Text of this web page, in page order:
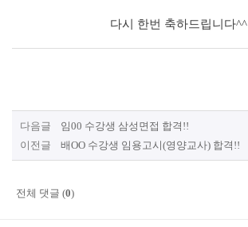
다시 한번 축하드립니다^^
다음글 임00 수강생 삼성면접 합격!!
이전글배OO 수강생 임용고시(영양교사) 합격!!
전체 댓글 (0)